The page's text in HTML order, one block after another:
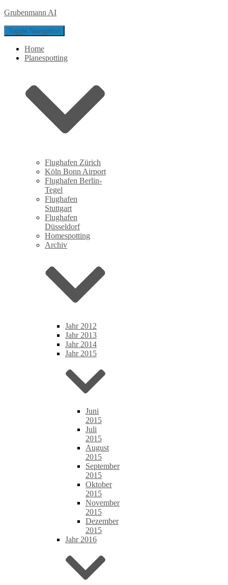
Grubenmann AI
Toggle Navigation
Home
Planespotting
Flughafen Zürich
Köln Bonn Airport
Flughafen Berlin-
Tegel
Flughafen
Stuttgart
Flughafen
Düsseldorf
Homespotting
Archiv
Jahr 2012
Jahr 2013
Jahr 2014
Jahr 2015
Juni
2015
Juli
2015
August
2015
September
2015
Oktober
2015
November
2015
Dezember
2015
Jahr 2016